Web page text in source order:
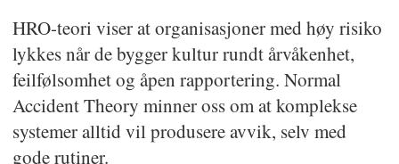
HRO-teori viser at organisasjoner med høy risiko
lykkes når de bygger kultur rundt årvåkenhet,
feilfølsomhet og åpen rapportering. Normal
Accident Theory minner oss om at komplekse
systemer alltid vil produsere avvik, selv med
gode rutiner.